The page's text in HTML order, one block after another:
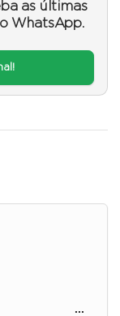
as últimas
WhatsApp.
...